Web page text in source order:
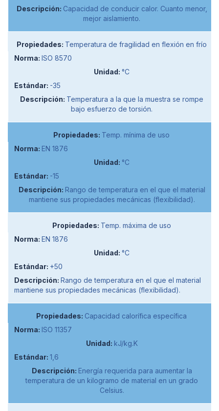
Capacidad de conducir calor. Cuanto menor,
mejor aislamiento.
Temperatura de fragilidad en flexión en frío
ISO 8570
°C
-35
Temperatura a la que la muestra se rompe
bajo esfuerzo de torsión.
Temp. mínima de uso
EN 1876
°C
-15
Rango de temperatura en el que el material
mantiene sus propiedades mecánicas (flexibilidad).
Temp. máxima de uso
EN 1876
°C
+50
Rango de temperatura en el que el material
mantiene sus propiedades mecánicas (flexibilidad).
Capacidad calorífica específica
ISO 11357
kJ/kg.K
1,6
Energía requerida para aumentar la
temperatura de un kilogramo de material en un grado
Celsius.